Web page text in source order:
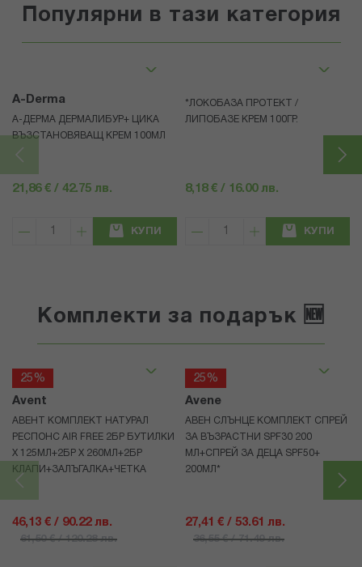
Популярни в тази категория
A-Derma
А-ДЕРМА ДЕРМАЛИБУР+ ЦИКА
ВЪЗСТАНОВЯВАЩ КРЕМ 100МЛ
21,86 € / 42.75 лв.
КУПИ
*ЛОКОБАЗА ПРОТЕКТ /
ЛИПОБАЗЕ КРЕМ 100ГР.
8,18 € / 16.00 лв.
КУПИ
Комплекти за подарък 🆕
25%
Avent
АВЕНТ КОМПЛЕКТ НАТУРАЛ
РЕСПОНС AIR FREE 2БР БУТИЛКИ
Х 125МЛ+2БР Х 260МЛ+2БР
КЛАПИ+ЗАЛЪГАЛКА+ЧЕТКА
46,13 € / 90.22 лв.
61,50 € / 120.28 лв.
25%
Avene
АВЕН СЛЪНЦЕ КОМПЛЕКТ СПРЕЙ
ЗА ВЪЗРАСТНИ SPF30 200
МЛ+СПРЕЙ ЗА ДЕЦА SPF50+
200МЛ*
27,41 € / 53.61 лв.
36,55 € / 71.49 лв.